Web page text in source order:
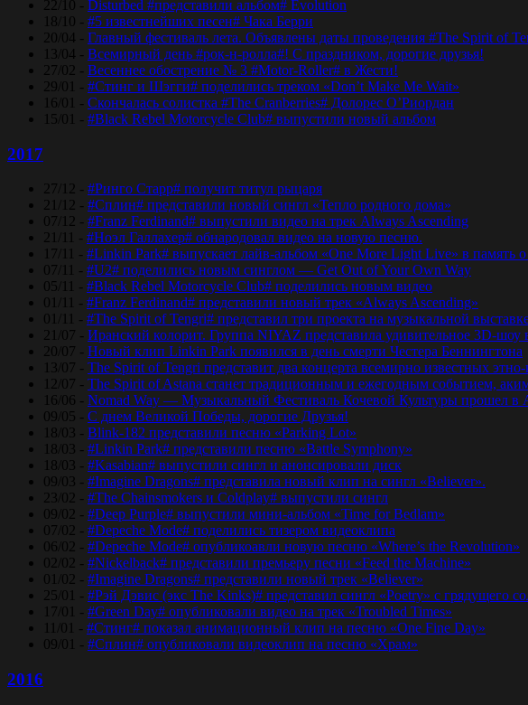
22/10 - Disturbed #представили альбом# Evolution
18/10 - #5 известнейших песен# Чака Берри
20/04 - Главный фестиваль лета. Объявлены даты проведения #The Spirit of
13/04 - Всемирный день #рок-н-ролла#! С праздником, дорогие друзья!
27/02 - Весеннее обострение № 3 #Motor-Roller# в Жести!
29/01 - #Стинг и Шэгги# поделились треком «Don’t Make Me Wait»
16/01 - Скончалась солистка #The Cranberries# Долорес O’Риордан
15/01 - #Black Rebel Motorcycle Club# выпустили новый альбом
2017
27/12 - #Ринго Старр# получит титул рыцаря
21/12 - #Сплин# представили новый сингл «Тепло родного дома»
07/12 - #Franz Ferdinand# выпустили видео на трек Always Ascending
21/11 - #Ноэл Галлахер# обнародовал видео на новую песню.
17/11 - #Linkin Park# выпускает лайв-альбом «One More Light Live» в память о
07/11 - #U2# поделились новым синглом — Get Out of Your Own Way
05/11 - #Black Rebel Motorcycle Club# поделились новым видео
01/11 - #Franz Ferdinand# представили новый трек «Always Ascending»
01/11 - #The Spirit of Tengri# представил три проекта на музыкальной
21/07 - Иранский колорит. Группа NIYAZ представила удивительное 3D-
20/07 - Новый клип Linkin Park появился в день смерти Честера Беннингтона
13/07 - The Spirit of Tengri представит два концерта всемирно известных
12/07 - The Spirit of Astana станет традиционным и ежегодным событием,
16/06 - Nomad Way — Музыкальный Фестиваль Кочевой Культуры прошел в
09/05 - С днем Великой Победы, дорогие Друзья!
18/03 - Blink-182 представили песню «Parking Lot»
18/03 - #Linkin Park# представили песню «Bаttlе Sуmphоnу»
18/03 - #Kasabian# выпустили сингл и анонсировали диск
09/03 - #Imagine Dragons# представила новый клип на сингл «Believer».
23/02 - #The Chainsmokers и Coldplay# выпустили сингл
09/02 - #Deep Purple# выпустили мини-альбом «Time for Bedlam»
07/02 - #Depeche Mode# поделились тизером видеоклипа
06/02 - #Depeche Mode# опубликоавли новую песню «Where’s the Revolution»
02/02 - #Nickelback# представили премьеру песни «Feed the Machine»
01/02 - #Imagine Dragons# представили новый трек «Believer»
25/01 - #Рэй Дэвис (экс The Kinks)# представил сингл «Poetry» с грядущего
17/01 - #Green Day# опубликовали видео на трек «Troubled Times»
11/01 - #Стинг# показал анимационный клип на песню «One Fine Day»
09/01 - #Сплин# опубликовали видеоклип на песню «Храм»
2016